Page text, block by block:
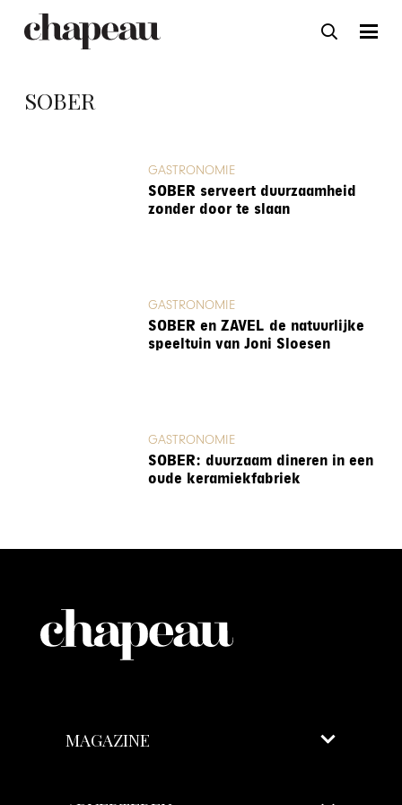
SOBER
GASTRONOMIE
SOBER serveert duurzaamheid
zonder door te slaan
GASTRONOMIE
SOBER en ZAVEL de natuurlijke
speeltuin van Joni Sloesen
GASTRONOMIE
SOBER: duurzaam dineren in een
oude keramiekfabriek
MAGAZINE